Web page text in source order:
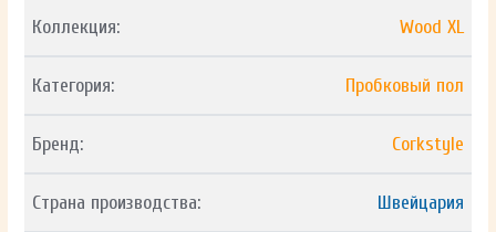
Коллекция: Wood XL
Категория: Пробковый пол
Бренд: Corkstyle
Страна производства: Швейцария